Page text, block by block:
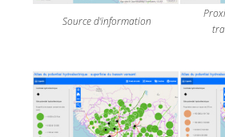
Source d'information